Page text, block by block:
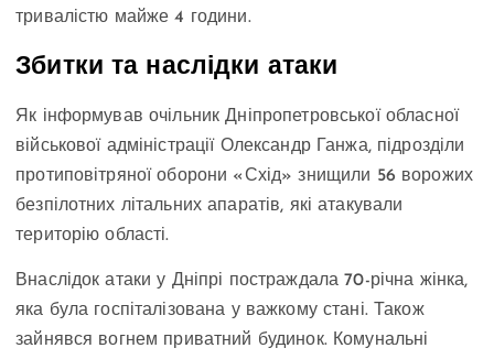
тривалістю майже 4 години.
Збитки та наслідки атаки
Як інформував очільник Дніпропетровської обласної
військової адміністрації Олександр Ганжа, підрозділи
протиповітряної оборони «Схід» знищили 56 ворожих
безпілотних літальних апаратів, які атакували
територію області.
Внаслідок атаки у Дніпрі постраждала 70-річна жінка,
яка була госпіталізована у важкому стані. Також
зайнявся вогнем приватний будинок. Комунальні